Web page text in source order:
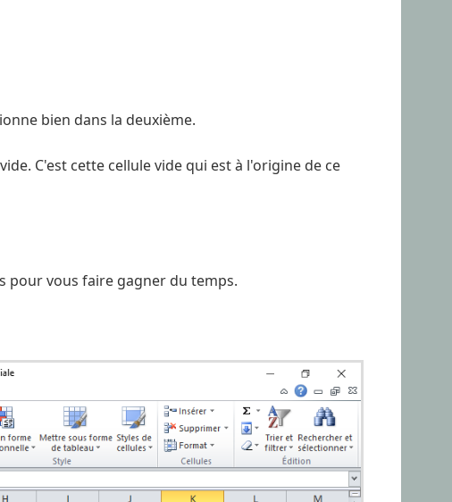
bien dans la deuxième.
C'est cette cellule vide qui est à l'origine de ce
pour vous faire gagner du temps.